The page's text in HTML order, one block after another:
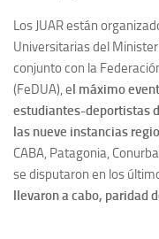
Los JUAR están
Universitarias del
conjunto con la
(FeDUA), el máximo
estudiantes-deportistas
las nueve instancias
CABA, Patagonia,
se disputaron en los
llevaron a cabo, paridad